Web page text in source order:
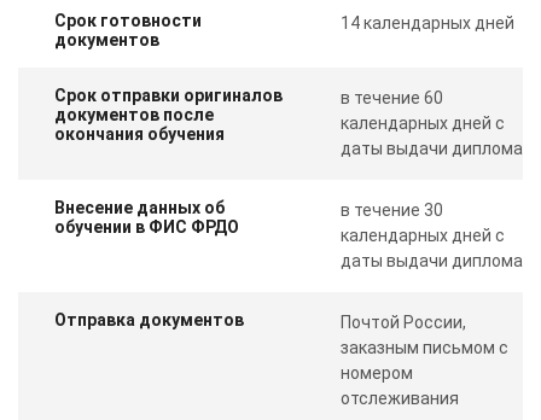
Срок готовности
документов
14 календарных дней
Срок отправки оригиналов
документов после
окончания обучения
в течение 60
календарных дней с
даты выдачи диплома
Внесение данных об
обучении в ФИС ФРДО
в течение 30
календарных дней с
даты выдачи диплома
Отправка документов
Почтой России,
заказным письмом с
номером
отслеживания